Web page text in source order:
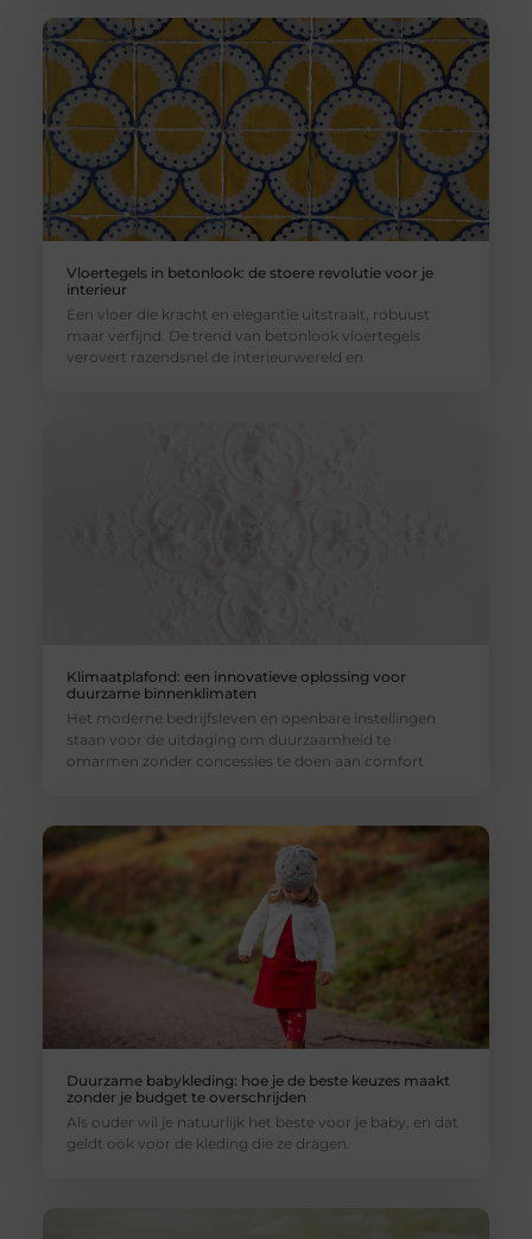
Vloertegels in betonlook: de stoere revolutie voor je
interieur
Een vloer die kracht en elegantie uitstraalt, robuust
maar verfijnd. De trend van betonlook vloertegels
verovert razendsnel de interieurwereld en
Klimaatplafond: een innovatieve oplossing voor
duurzame binnenklimaten
Het moderne bedrijfsleven en openbare instellingen
staan voor de uitdaging om duurzaamheid te
omarmen zonder concessies te doen aan comfort
Duurzame babykleding: hoe je de beste keuzes maakt
zonder je budget te overschrijden
Als ouder wil je natuurlijk het beste voor je baby, en dat
geldt ook voor de kleding die ze dragen.